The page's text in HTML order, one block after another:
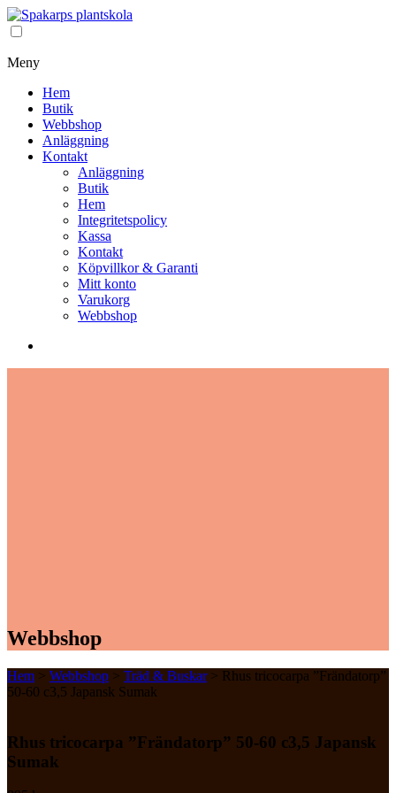
Meny
Hem
Butik
Webbshop
Anläggning
Kontakt
Anläggning
Butik
Hem
Integritetspolicy
Kassa
Kontakt
Köpvillkor & Garanti
Mitt konto
Varukorg
Webbshop
Webbshop
Hem > Webbshop > Träd & Buskar> Rhus tricocarpa ”Frändatorp”
50-60 c3,5 Japansk Sumak
Rhus tricocarpa ”Frändatorp” 50-60 c3,5 Japansk
Sumak